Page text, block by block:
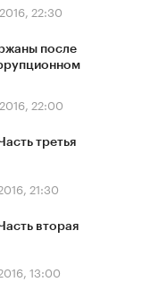
22:30
после
22:00
третья
21:30
вторая
13:00